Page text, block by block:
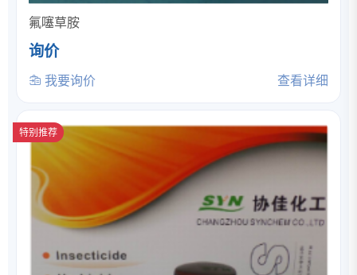
氟噻草胺
询价
我要询价 查看详细
特别推荐